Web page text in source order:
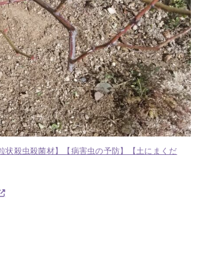
殺虫殺菌材】【病害虫の予防】【土にまくだ